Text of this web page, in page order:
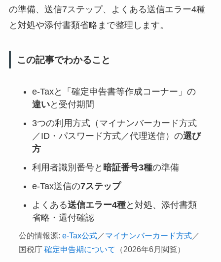
の準備、送信7ステップ、よくある送信エラー4種
と対処や添付書類省略まで整理します。
この記事でわかること
e-Taxと「確定申告書等作成コーナー」の
違いと受付期間
3つの利用方式（マイナンバーカード方式
／ID・パスワード方式／代理送信）の選び
方
利用者識別番号と 暗証番号3種の準備
e-Tax送信の7ステップ
よくある送信エラー4種と対処、添付書類
省略・還付確認
公的情報源: e-Tax公式／マイナンバーカード方式／
国税庁 確定申告期について （2026年6月閲覧）